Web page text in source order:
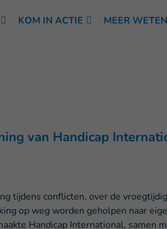
KOM IN ACTIE MEER WETEN
van Handicap
tijdens conflicten, over de
op weg worden geholpen naar
Handicap International, samen